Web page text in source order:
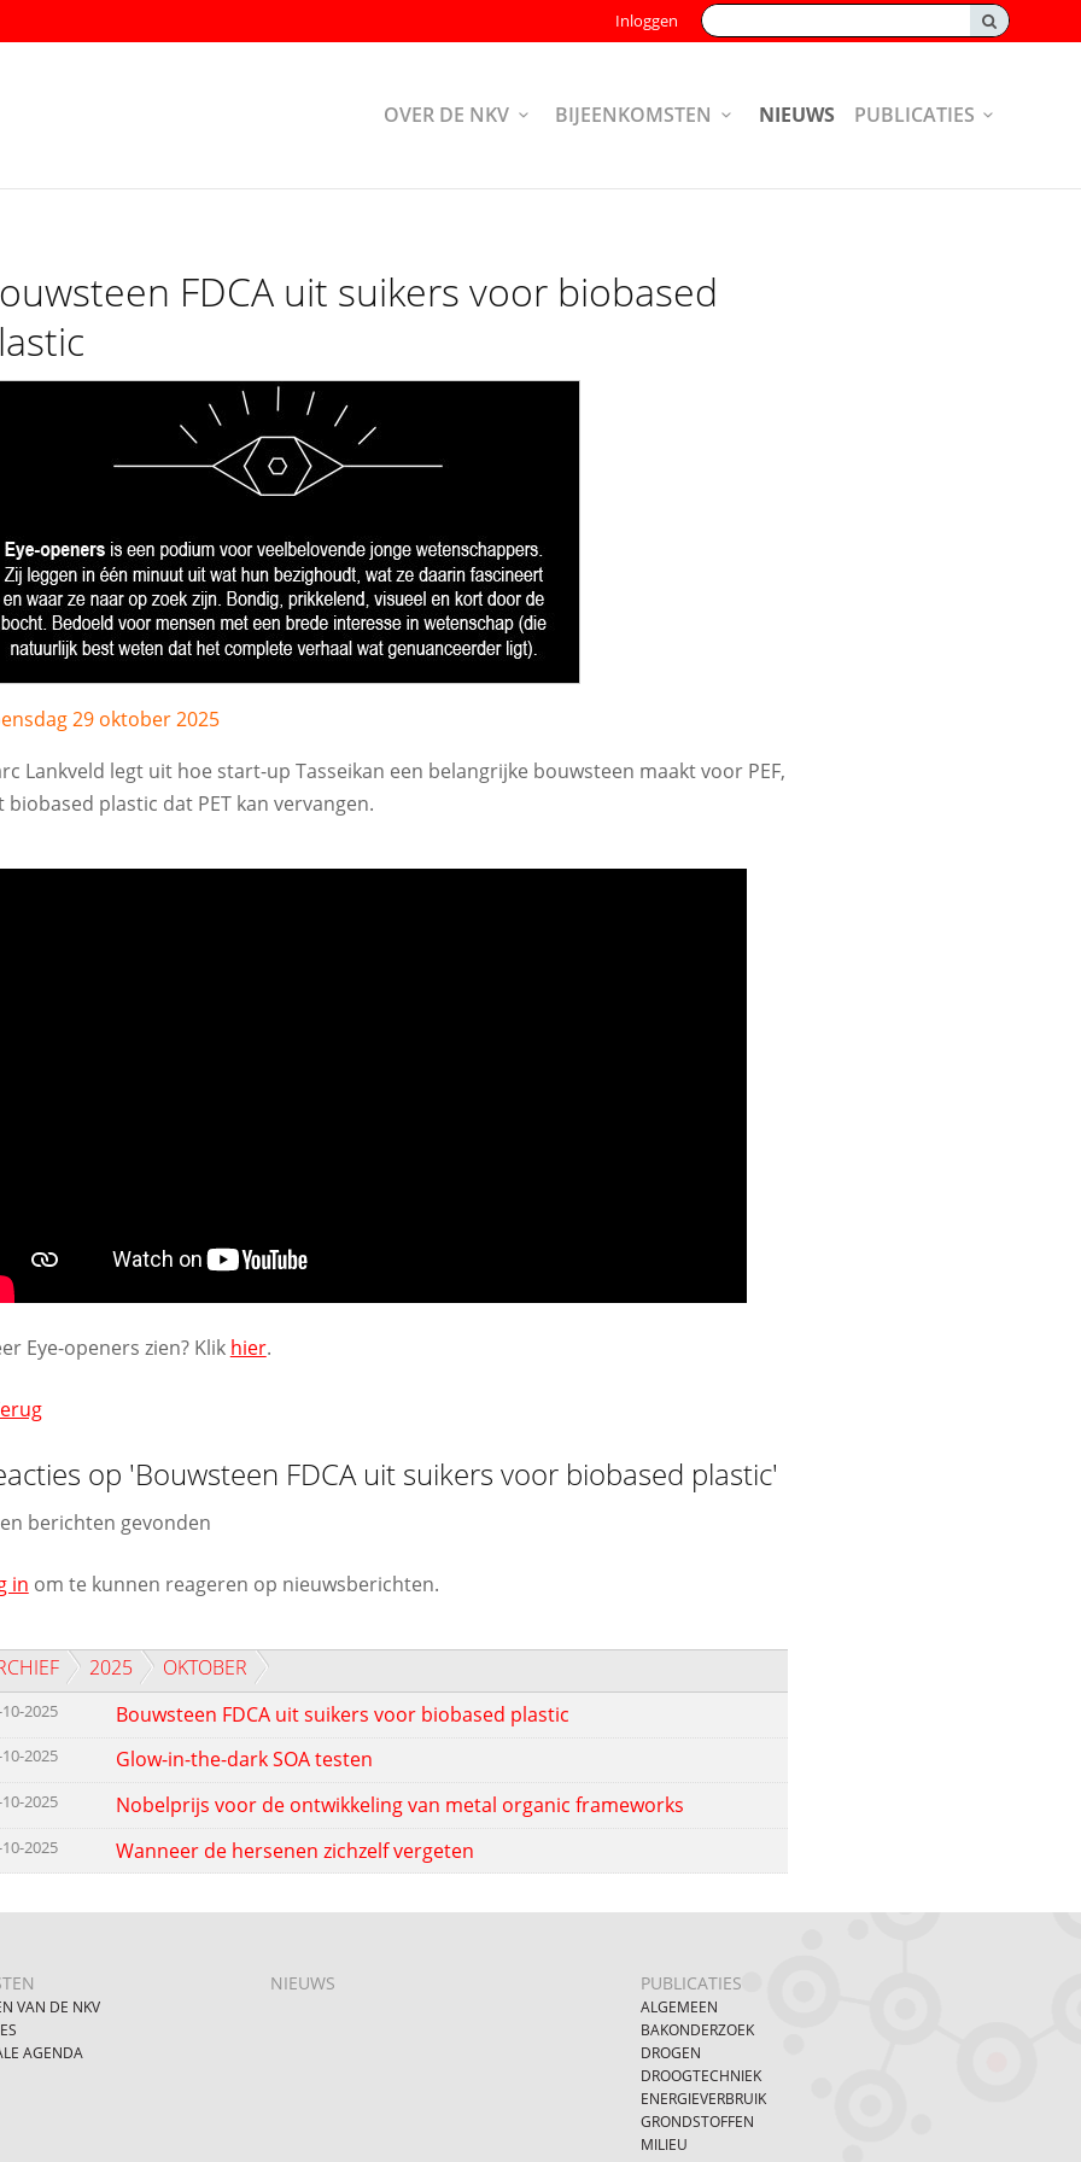
Zoeken:
Inloggen
OVER DE NKV BIJEENKOMSTEN NIEUWS PUBLICATIES
FDCA uit suikers voor biobased
29 oktober 2025
Lankveld legt uit hoe start-up Tasseikan een belangrijke bouwsteen maakt voor PEF,
biobased plastic dat PET kan vervangen.
Eye-openers zien? Klik hier.
op 'Bouwsteen FDCA uit suikers voor biobased plastic'
berichten gevonden
in om te kunnen reageren op nieuwsberichten.
2025 OKTOBER
2025 Bouwsteen FDCA uit suikers voor biobased plastic
2025 Glow-in-the-dark SOA testen
2025 Nobelprijs voor de ontwikkeling van metal organic frameworks
2025 Wanneer de hersenen zichzelf vergeten
VAN DE NKV
AGENDA
NIEUWS PUBLICATIES
ALGEMEEN
BAKONDERZOEK
DROGEN
DROOGTECHNIEK
ENERGIEVERBRUIK
GRONDSTOFFEN
MILIEU